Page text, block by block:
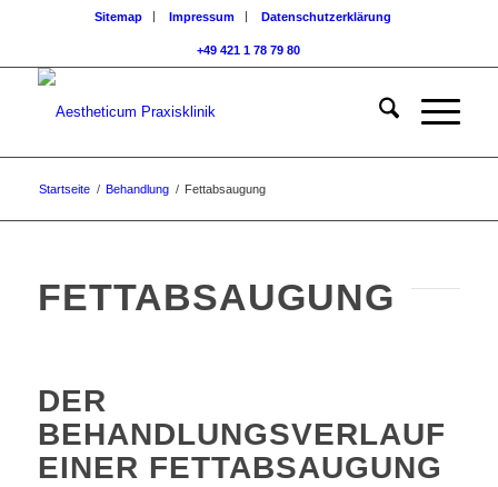
Sitemap Impressum Datenschutzerklärung
+49 421 1 78 79 80
Startseite / Behandlung / Fettabsaugung
FETTABSAUGUNG
DER
BEHANDLUNGSVERLAUF
EINER FETTABSAUGUNG